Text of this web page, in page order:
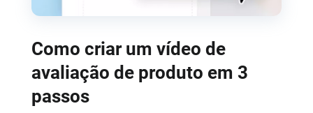
Como criar um vídeo de
avaliação de produto em 3
passos